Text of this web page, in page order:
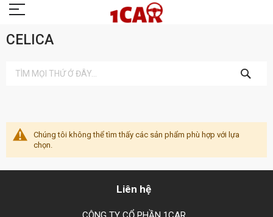
CELICA
KIẾM
Chúng tôi không thể tìm thấy các sản phẩm phù hợp với lựa
chọn.
Liên hệ